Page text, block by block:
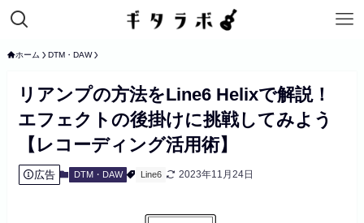
ホーム DTM・DAW
リアンプの方法をLine6 Helixで解説！
エフェクトの後掛けに挑戦してみよう
【レコーディング活用術】
広告 DTM・DAW Line6 2023年11月24日